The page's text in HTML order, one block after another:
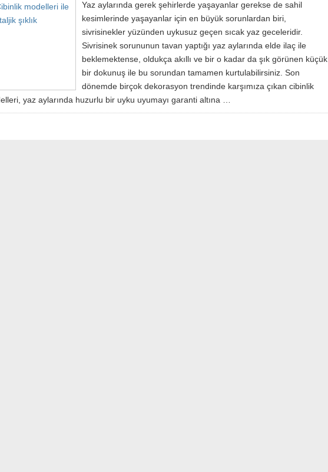
Yaz aylarında gerek şehirlerde yaşayanlar gerekse de sahil
kesimlerinde yaşayanlar için en büyük sorunlardan biri,
sivrisinekler yüzünden uykusuz geçen sıcak yaz geceleridir.
Sivrisinek sorununun tavan yaptığı yaz aylarında elde ilaç ile
beklemektense, oldukça akıllı ve bir o kadar da şık görünen küçük
bir dokunuş ile bu sorundan tamamen kurtulabilirsiniz. Son
dönemde birçok dekorasyon trendinde karşımıza çıkan cibinlik
yaz aylarında huzurlu bir uyku uyumayı garanti altına …